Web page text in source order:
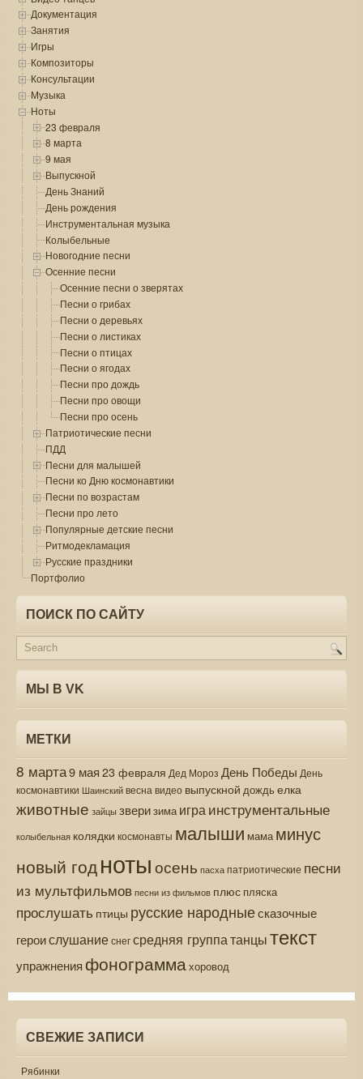
Документация
Занятия
Игры
Композиторы
Консультации
Музыка
Ноты
23 февраля
8 марта
9 мая
Выпускной
День Знаний
День рождения
Инструментальная музыка
Колыбельные
Новогодние песни
Осенние песни
Осенние песни о зверятах
Песни о грибах
Песни о деревьях
Песни о листиках
Песни о птицах
Песни о ягодах
Песни про дождь
Песни про овощи
Песни про осень
Патриотические песни
ПДД
Песни для малышей
Песни ко Дню космонавтики
Песни по возрастам
Песни про лето
Популярные детские песни
Ритмодекламация
Русские праздники
Портфолио
ПОИСК ПО САЙТУ
МЫ В VK
МЕТКИ
8 марта9 мая 23 февраля Дед Мороз День Победы День
космонавтики Шаинскийвеснавидео выпускной дождь елка
животные зайцы зверизима играинструментальные
колыбельная колядки космонавты малыши мама минус
новый годнотыосень пасха патриотические песни
из мультфильмов песни из фильмов плюс пляска
прослушать птицы русские народныесказочные
героислушаниеснегсредняя группатанцытекст
упражнения фонограммахоровод
СВЕЖИЕ ЗАПИСИ
Рябинки